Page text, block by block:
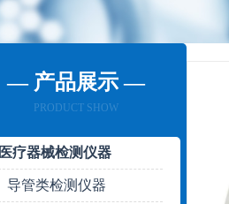
— 产品展示 —
PRODUCT SHOW
医疗器械检测仪器
导管类检测仪器